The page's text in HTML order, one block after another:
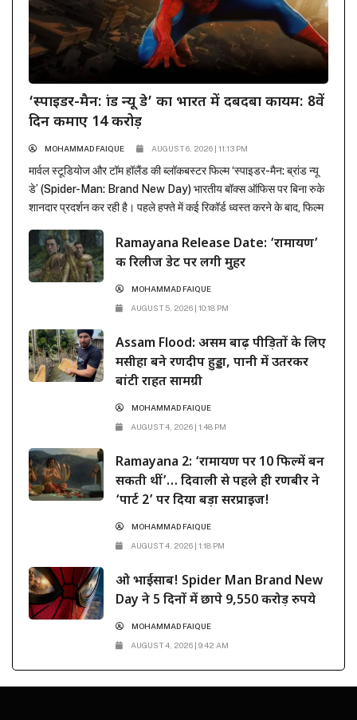
‘स्पाइडर-मैन: ब्रांड न्यू डे’ का भारत में दबदबा कायम: 8वें
दिन कमाए 14 करोड़
MOHAMMAD FAIQUE AUGUST 6, 2026 | 11:13 PM
मार्वल स्टूडियोज और टॉम हॉलैंड की ब्लॉकबस्टर फिल्म ‘स्पाइडर-मैन: ब्रांड न्यू
डे’ (Spider-Man: Brand New Day) भारतीय बॉक्स ऑफिस पर बिना रुके
शानदार प्रदर्शन कर रही है। पहले हफ्ते में कई रिकॉर्ड ध्वस्त करने के बाद, फिल्म
है। रिलीज के...
Ramayana Release Date: ‘रामायण’
की रिलीज डेट पर लगी मुहर
MOHAMMAD FAIQUE
AUGUST 5, 2026 | 10:18 PM
Assam Flood: असम बाढ़ पीड़ितों के लिए
मसीहा बने रणदीप हुड्डा, पानी में उतरकर
बांटी राहत सामग्री
MOHAMMAD FAIQUE
AUGUST 4, 2026 | 1:48 PM
Ramayana 2: ‘रामायण पर 10 फिल्में बन
सकती थीं’… दिवाली से पहले ही रणबीर ने
‘पार्ट 2’ पर दिया बड़ा सरप्राइज!
MOHAMMAD FAIQUE
AUGUST 4, 2026 | 1:18 PM
ओ भाईसाब! Spider Man Brand New
Day ने 5 दिनों में छापे 9,550 करोड़ रुपये
MOHAMMAD FAIQUE
AUGUST 4, 2026 | 9:42 AM